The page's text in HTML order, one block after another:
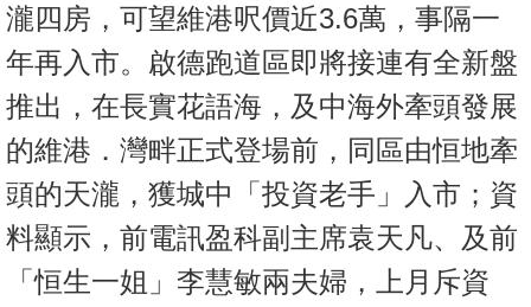
瀧四房，可望維港呎價近3.6萬，事隔一
年再入市。啟德跑道區即將接連有全新盤
推出，在長實花語海，及中海外牽頭發展
的維港．灣畔正式登場前，同區由恒地牽
頭的天瀧，獲城中「投資老手」入市；資
料顯示，前電訊盈科副主席袁天凡、及前
「恒生一姐」李慧敏兩夫婦，上月斥資